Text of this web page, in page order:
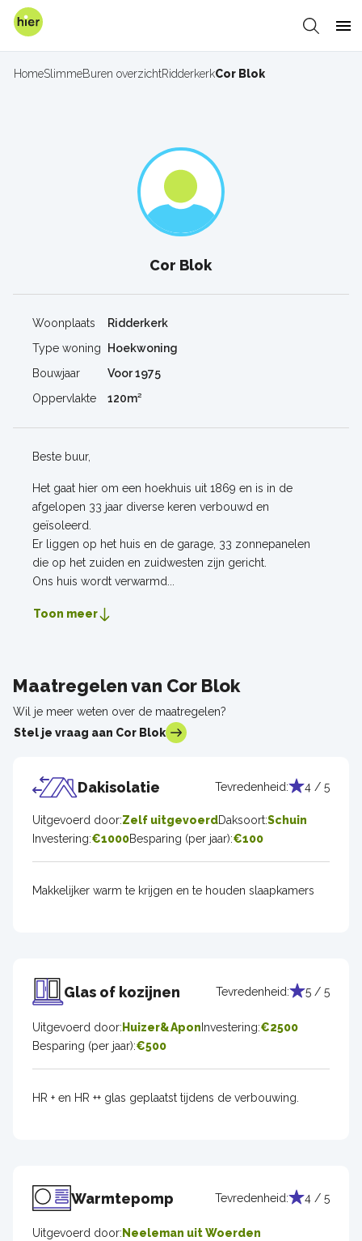
Overslaan
Zoeken
Kruimelpad
HomeSlimmeBuren overzichtRidderkerkCor Blok
Cor Blok
Woonplaats
Ridderkerk
Type woning
Hoekwoning
Bouwjaar
Voor 1975
Oppervlakte
120m²
Beste buur,
Het gaat hier om een hoekhuis uit 1869 en is in de
afgelopen 33 jaar diverse keren verbouwd en
geïsoleerd.
Er liggen op het huis en de garage, 33 zonnepanelen
die op het zuiden en zuidwesten zijn gericht.
Ons huis wordt verwarmd...
Toon meer
Maatregelen van Cor Blok
Wil je meer weten over de maatregelen?
Stel je vraag aan Cor Blok
Dakisolatie Tevredenheid: 4 / 5
Uitgevoerd door:Zelf uitgevoerdDaksoort:Schuin
Investering:€1000Besparing (per jaar):€100
Makkelijker warm te krijgen en te houden slaapkamers
Glas of kozijnen Tevredenheid: 5 / 5
Uitgevoerd door: Huizer&Apon Investering:€2500
Besparing (per jaar):€500
HR + en HR ++ glas geplaatst tijdens de verbouwing.
Warmtepomp Tevredenheid: 4 / 5
Uitgevoerd door: Neeleman uit Woerden